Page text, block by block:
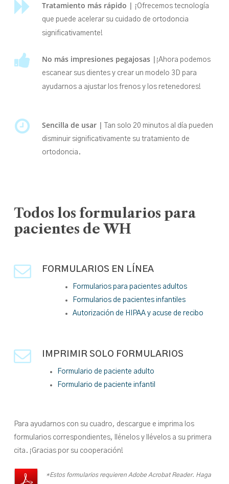
Tratamiento más rápido | ¡Ofrecemos tecnología
que puede acelerar su cuidado de ortodoncia
significativamente!
No más impresiones pegajosas | ¡Ahora podemos
escanear sus dientes y crear un modelo 3D para
ayudarnos a ajustar los frenos y los retenedores!
Sencilla de usar |
Tan solo 20 minutos al día pueden
disminuir significativamente su tratamiento de
ortodoncia.
Todos los formularios para
pacientes de WH
FORMULARIOS EN LÍNEA
Formularios para pacientes adultos
Formularios de pacientes infantiles
Autorización de HIPAA y acuse de recibo
IMPRIMIR SOLO FORMULARIOS
Formulario de paciente adulto
Formulario de paciente infantil
Para ayudarnos con su cuadro, descargue e imprima los
formularios correspondientes, llénelos y llévelos a su primera
cita. ¡Gracias por su cooperación!
*Estos formularios requieren Adobe Acrobat Reader. Haga